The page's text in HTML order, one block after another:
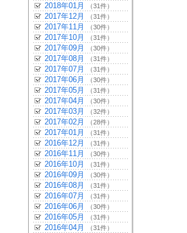
2018年01月 （31件）
2017年12月 （31件）
2017年11月 （30件）
2017年10月 （31件）
2017年09月 （30件）
2017年08月 （31件）
2017年07月 （31件）
2017年06月 （30件）
2017年05月 （31件）
2017年04月 （30件）
2017年03月 （32件）
2017年02月 （28件）
2017年01月 （31件）
2016年12月 （31件）
2016年11月 （30件）
2016年10月 （31件）
2016年09月 （30件）
2016年08月 （31件）
2016年07月 （31件）
2016年06月 （30件）
2016年05月 （31件）
2016年04月 （31件）